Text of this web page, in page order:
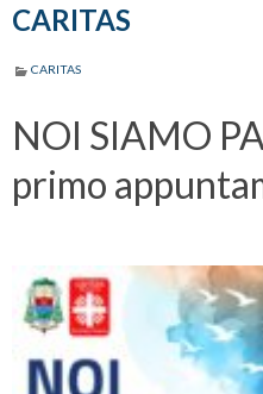
CARITAS
CARITAS
NOI SIAMO
primo